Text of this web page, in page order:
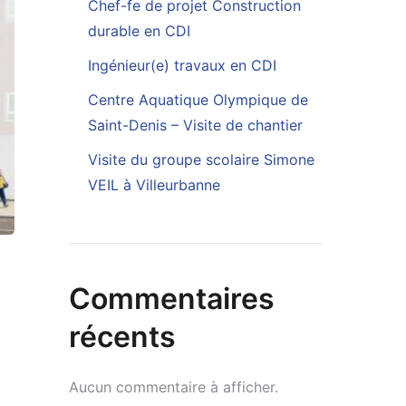
Chef-fe de projet Construction
durable en CDI
Ingénieur(e) travaux en CDI
Centre Aquatique Olympique de
Saint-Denis – Visite de chantier
Visite du groupe scolaire Simone
VEIL à Villeurbanne
Commentaires
récents
Aucun commentaire à afficher.